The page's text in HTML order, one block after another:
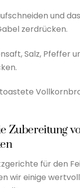
und
zerdrücken.
Salz, Pfeffer
Zubereitung
für den
wir einige